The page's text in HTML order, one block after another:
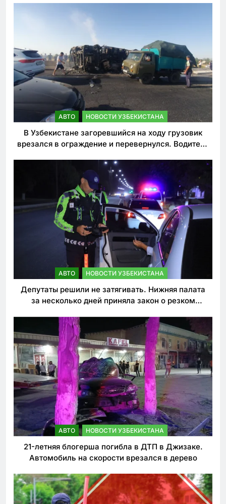
АВТО НОВОСТИ УЗБЕКИСТАНА
В Узбекистане загоревшийся на ходу грузовик
врезался в ограждение и перевернулся. Водитель
АВТО НОВОСТИ УЗБЕКИСТАНА
Депутаты решили не затягивать. Нижняя палата
за несколько дней приняла закон о резком
АВТО НОВОСТИ УЗБЕКИСТАНА
21-летняя блогерша погибла в ДТП в Джизаке.
Автомобиль на скорости врезался в дерево